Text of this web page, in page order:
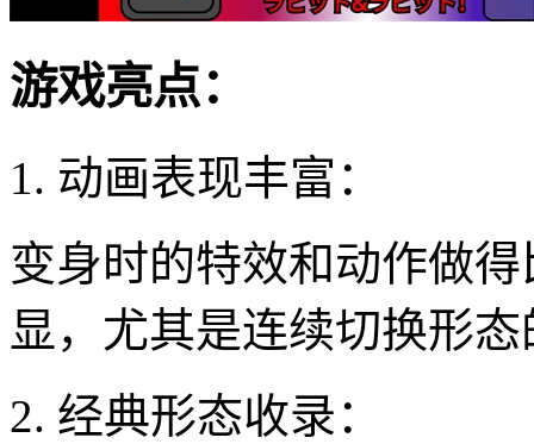
游戏亮点：
1. 动画表现丰富：
变身时的特效和动作做
显，尤其是连续切换形
2. 经典形态收录：